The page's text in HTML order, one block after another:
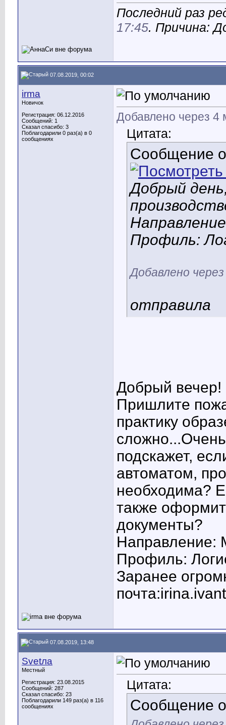
Последний раз
17:45. Причина:
07.08.2019, 00:02
irma
Новичок
Регистрация: 06.12.2016
Сообщений: 1
Сказал спасибо: 3
Поблагодарили 0 раз(а) в 0
сообщениях
Добавлено через 4
Цитата:
Сообщение
Добрый
Профиль:
Добавлено
отправила
Добрый вечер!
Пришлите
практику
подскажет,
автоматом,
необходима?
также
документы?
Направление:
Профиль:
Заранее
почта:
07.08.2019, 13:48
Svetла
Местный
Регистрация: 23.08.2015
Сообщений: 287
Сказал спасибо: 23
Поблагодарили 149 раз(а) в 116
сообщениях
Цитата:
Сообщение